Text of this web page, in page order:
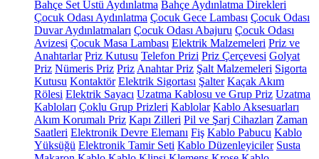
Bahçe Set Üstü Aydınlatma Bahçe Aydınlatma Direkleri
Çocuk Odası Aydınlatma Çocuk Gece Lambası Çocuk Odası
Duvar Aydınlatmaları Çocuk Odası Abajuru Çocuk Odası
Avizesi Çocuk Masa Lambası Elektrik Malzemeleri Priz ve
Anahtarlar Priz Kutusu Telefon Prizi Priz Çerçevesi Golyat
Priz Nümeris Priz Priz Anahtar Priz Şalt Malzemeleri Sigorta
Kutusu Kontaktör Elektrik Sigortası Şalter Kaçak Akım
Rölesi Elektrik Sayacı Uzatma Kablosu ve Grup Priz Uzatma
Kabloları Çoklu Grup Prizleri Kablolar Kablo Aksesuarları
Akım Korumalı Priz Kapı Zilleri Pil ve Şarj Cihazları Zaman
Saatleri Elektronik Devre Elemanı Fiş Kablo Pabucu Kablo
Yüksüğü Elektronik Tamir Seti Kablo Düzenleyiciler Susta